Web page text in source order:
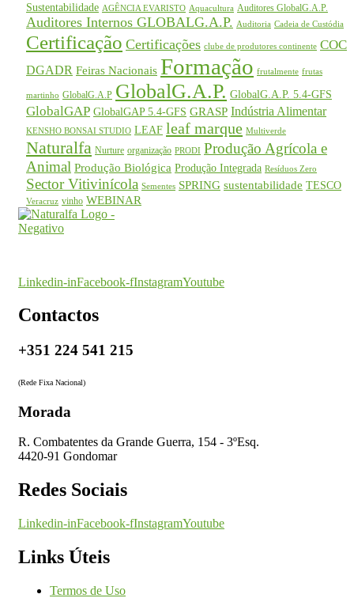
Sustentabilidade AGÊNCIA EVARISTO Aquacultura Auditores GlobalG.A.P.
Auditores Internos GLOBALG.A.P. Auditoria Cadeia de Custódia
Certificação Certificações clube de produtores continente COC
DGADR Feiras Nacionais Formação frutalmente frutas
martinho GlobalG.A.P GlobalG.A.P. GlobalG.A.P. 5.4-GFS
GlobalGAP GlobalGAP 5.4-GFS GRASP Indústria Alimentar
KENSHO BONSAI STUDIO LEAF leaf marque Multiverde
Naturalfa Nurture organização PRODI Produção Agrícola e
Animal Produção Biológica Produção Integrada Resíduos Zero
Sector Vitivinícola Sementes SPRING sustentabilidade TESCO
Veracruz vinho WEBINAR
Linkedin-inFacebook-fInstagramYoutube
Contactos
+351 224 541 215
(Rede Fixa Nacional)
Morada
R. Combatentes da Grande Guerra, 154 - 3ºEsq.
4420-91 Gondomar
Redes Sociais
Linkedin-inFacebook-fInstagramYoutube
Links Úteis
Termos de Uso